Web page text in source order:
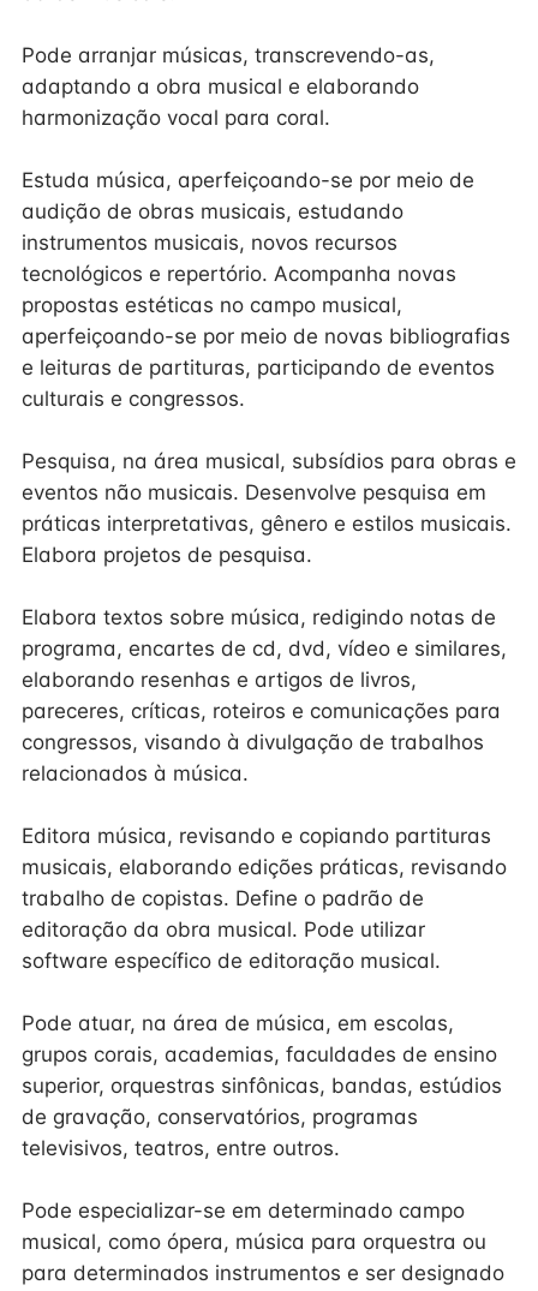
Pode arranjar músicas, transcrevendo-as,
adaptando a obra musical e elaborando
harmonização vocal para coral.
Estuda música, aperfeiçoando-se por meio de
audição de obras musicais, estudando
instrumentos musicais, novos recursos
tecnológicos e repertório. Acompanha novas
propostas estéticas no campo musical,
aperfeiçoando-se por meio de novas bibliografias
e leituras de partituras, participando de eventos
culturais e congressos.
Pesquisa, na área musical, subsídios para obras e
eventos não musicais. Desenvolve pesquisa em
práticas interpretativas, gênero e estilos musicais.
Elabora projetos de pesquisa.
Elabora textos sobre música, redigindo notas de
programa, encartes de cd, dvd, vídeo e similares,
elaborando resenhas e artigos de livros,
pareceres, críticas, roteiros e comunicações para
congressos, visando à divulgação de trabalhos
relacionados à música.
Editora música, revisando e copiando partituras
musicais, elaborando edições práticas, revisando
trabalho de copistas. Define o padrão de
editoração da obra musical. Pode utilizar
software específico de editoração musical.
Pode atuar, na área de música, em escolas,
grupos corais, academias, faculdades de ensino
superior, orquestras sinfônicas, bandas, estúdios
de gravação, conservatórios, programas
televisivos, teatros, entre outros.
Pode especializar-se em determinado campo
musical, como ópera, música para orquestra ou
para determinados instrumentos e ser designado